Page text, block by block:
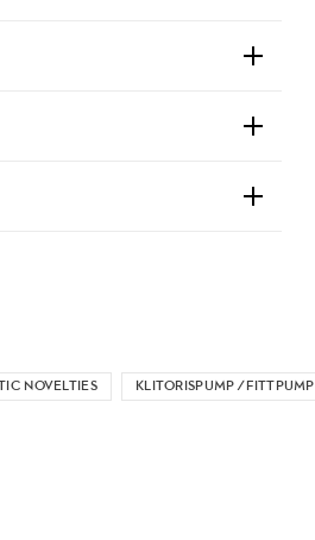
NOVELTIES KLITORISPUMP / FITTPUMP